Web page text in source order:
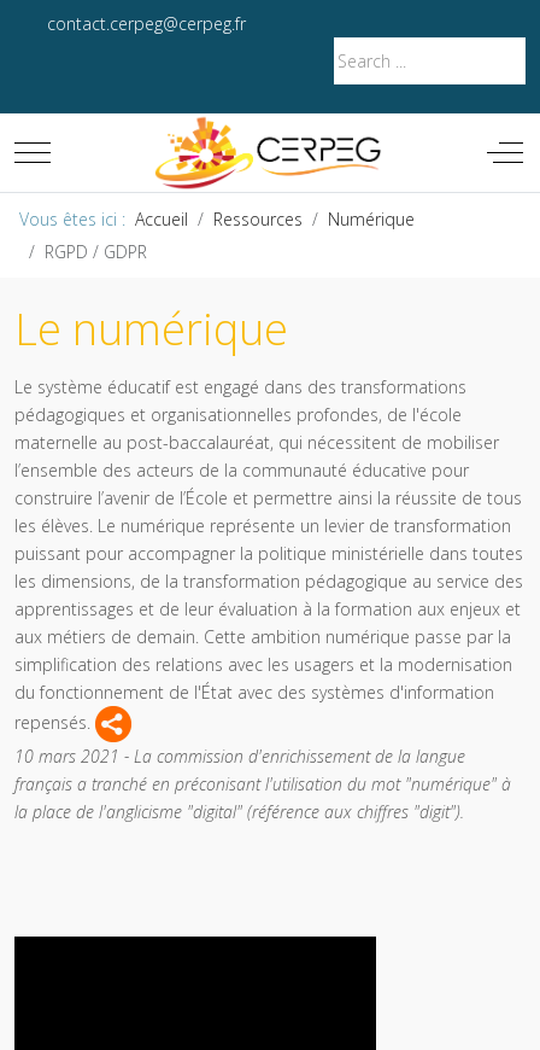
contact.cerpeg@cerpeg.fr
Mobile Menu Toggle Off-
Vous êtes ici : Accueil Ressources
Numérique
RGPD / GDPR
Le numérique
Le système éducatif est engagé dans des transformations
pédagogiques et organisationnelles profondes, de l'école
maternelle au post-baccalauréat, qui nécessitent de mobiliser
l’ensemble des acteurs de la communauté éducative pour
construire l’avenir de l’École et permettre ainsi la réussite de tous
les élèves. Le numérique représente un levier de transformation
puissant pour accompagner la politique ministérielle dans toutes
les dimensions, de la transformation pédagogique au service des
apprentissages et de leur évaluation à la formation aux enjeux et
aux métiers de demain. Cette ambition numérique passe par la
simplification des relations avec les usagers et la modernisation
du fonctionnement de l'État avec des systèmes d'information
repensés.
10 mars 2021 - La commission d'enrichissement de la langue
français a tranché en préconisant l'utilisation du mot "numérique" à
la place de l'anglicisme "digital" (référence aux chiffres "digit").